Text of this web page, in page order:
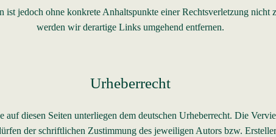
jedoch ohne konkrete Anhaltspunkte einer Rechtsverletzung
werden wir derartige Links umgehend entfernen.
Urheberrecht
auf diesen Seiten unterliegen dem deutschen Urheberrecht. Die
der schriftlichen Zustimmung des jeweiligen Autors bzw.